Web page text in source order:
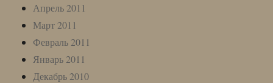
Апрель 2011
Март 2011
Февраль 2011
Январь 2011
Декабрь 2010